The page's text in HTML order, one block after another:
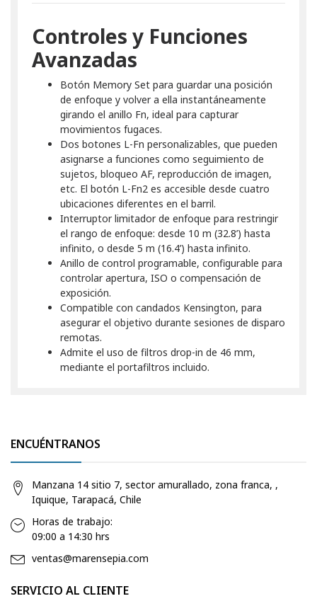
Controles y Funciones
Avanzadas
Botón Memory Set para guardar una posición
de enfoque y volver a ella instantáneamente
girando el anillo Fn, ideal para capturar
movimientos fugaces.
Dos botones L-Fn personalizables, que pueden
asignarse a funciones como seguimiento de
sujetos, bloqueo AF, reproducción de imagen,
etc. El botón L-Fn2 es accesible desde cuatro
ubicaciones diferentes en el barril.
Interruptor limitador de enfoque para restringir
el rango de enfoque: desde 10 m (32.8’) hasta
infinito, o desde 5 m (16.4’) hasta infinito.
Anillo de control programable, configurable para
controlar apertura, ISO o compensación de
exposición.
Compatible con candados Kensington, para
asegurar el objetivo durante sesiones de disparo
remotas.
Admite el uso de filtros drop-in de 46 mm,
mediante el portafiltros incluido.
ENCUÉNTRANOS
Manzana 14 sitio 7, sector amurallado, zona franca, ,
Iquique, Tarapacá, Chile
Horas de trabajo:
09:00 a 14:30 hrs
ventas@marensepia.com
SERVICIO AL CLIENTE